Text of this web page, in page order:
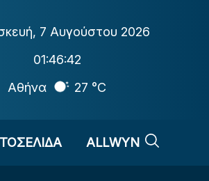
, 7 Αυγούστου 2026
01:46:43
Αθήνα
27 °C
ALLWYN